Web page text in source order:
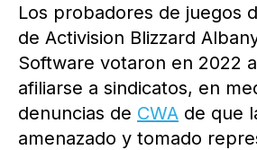
Los probadores de juegos
de Activision Blizzard
Software votaron en 2022
afiliarse a sindicatos, en
denuncias de CWA de que
amenazado y tomado